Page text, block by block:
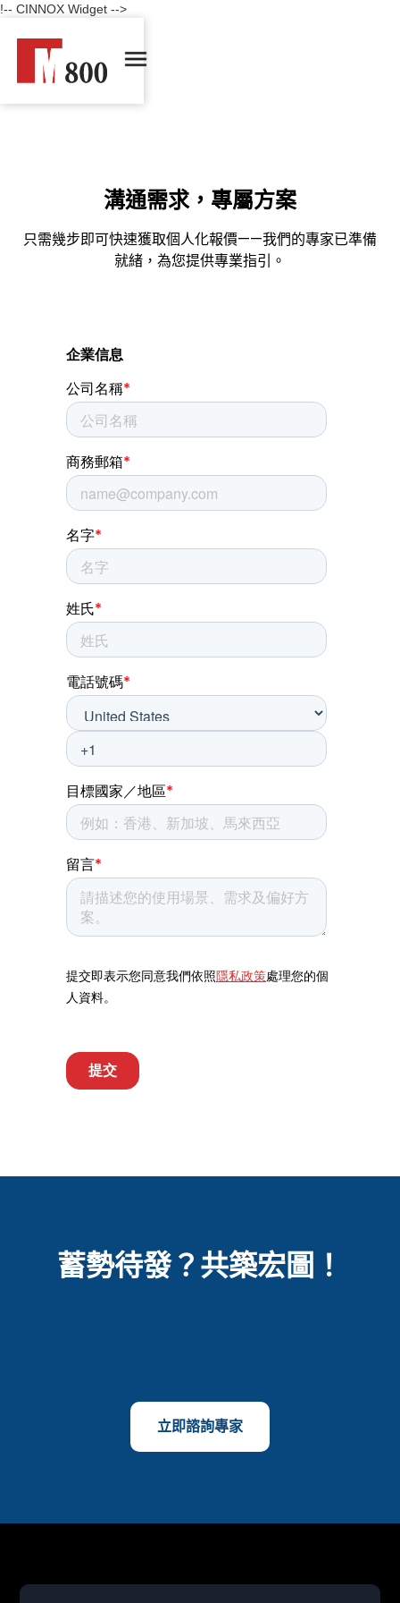
!-- CINNOX Widget -->
溝通需求，專屬方案
只需幾步即可快速獲取個人化報價——我們的專家已準備
就緒，為您提供專業指引。
蓄勢待發？共築宏圖！
立即諮詢專家